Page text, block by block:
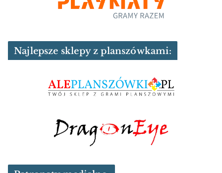
Najlepsze sklepy z planszówkami: